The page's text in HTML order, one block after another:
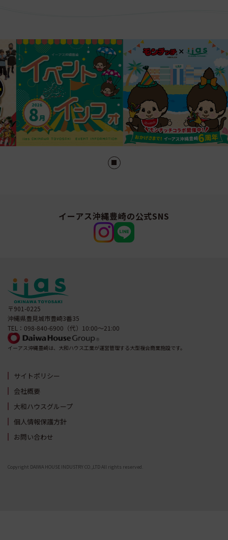
イーアス沖縄豊崎の公式SNS
〒901-0225
沖縄県豊見城市豊崎3番35
TEL：098-840-6900（代）10:00～21:00
イーアス沖縄豊崎は、大和ハウス工業が運営管理する大型複合商業施設です。
サイトポリシー
会社概要
大和ハウスグループ
個人情報保護方針
お問い合わせ
Copyright DAIWA HOUSE INDUSTRY CO.,LTD All rights reserved.